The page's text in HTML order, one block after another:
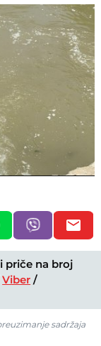
priče na broj
Viber /
sadržaja